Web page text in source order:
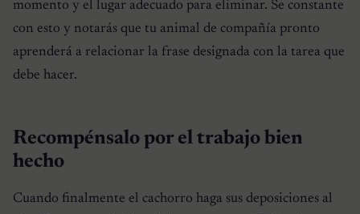
momento y el lugar adecuado para eliminar. Se constante
con esto y notarás que tu animal de compañía pronto
aprenderá a relacionar la frase designada con la tarea que
debe hacer.
Recompénsalo por el trabajo bien
hecho
Cuando finalmente el cachorro haga sus deposiciones al